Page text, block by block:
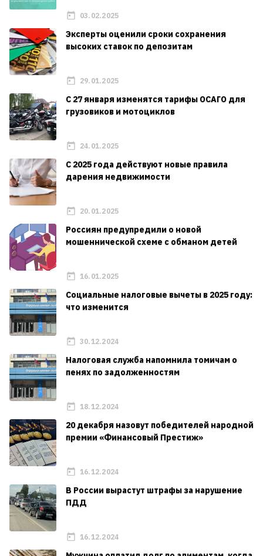
03.02.2025
Эксперты оценили сроки сохранения
высоких ставок по депозитам
29.01.2025
С 27 января изменятся тарифы ОСАГО для
грузовиков и мотоциклов
24.01.2025
C 2025 года действуют новые правила
дарения недвижимости
20.01.2025
Россиян предупредили о новой
мошеннической схеме с обманом детей
16.01.2025
Социальные налоговые вычеты в 2025 году:
что изменится
30.12.2024
Налоговая служба напомнила томичам о
пенях по задолженностям
18.12.2024
20 декабря назовут победителей народной
премии «Финансовый Престиж»
16.12.2024
В России вырастут штрафы за нарушение
ПДД
16.12.2024